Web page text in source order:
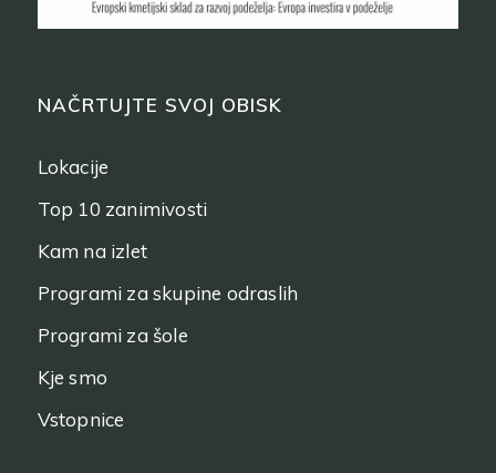
NAČRTUJTE SVOJ OBISK
Lokacije
Top 10 zanimivosti
Kam na izlet
Programi za skupine odraslih
Programi za šole
Kje smo
Vstopnice